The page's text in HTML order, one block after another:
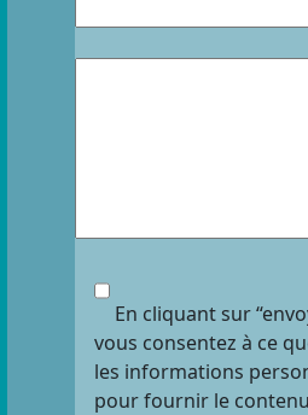
En cliquant sur
vous consentez à ce
les informations
pour fournir le